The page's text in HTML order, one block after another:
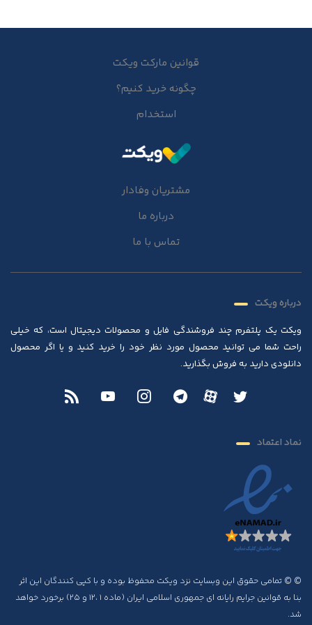
قوانین مارکت ویکت
چگونه خرید کنیم؟
استخدام
مشتریان وفادار
درباره ما
تماس با ما
درباره ویکت
ویکت یک پلتفرم چند فروشندگی فایل و محصولات دیجیتال است، که خیلی
راحت شما می توانید محصول مورد نظر خود را خرید کنید و یا اگر محصول
دانلودی دارید به فروش بگذارید.
نماد اعتماد
© © تمامی حقوق این وبسایت نزد ویکت محفوظ بوده و با کپی کنندگان این اثر
بنا به قوانین جرایم رایانه ای جمهوری اسلامی ایران (ماده ۱ ،۱۲ و ۲۵) برخورد خواهد
شد.